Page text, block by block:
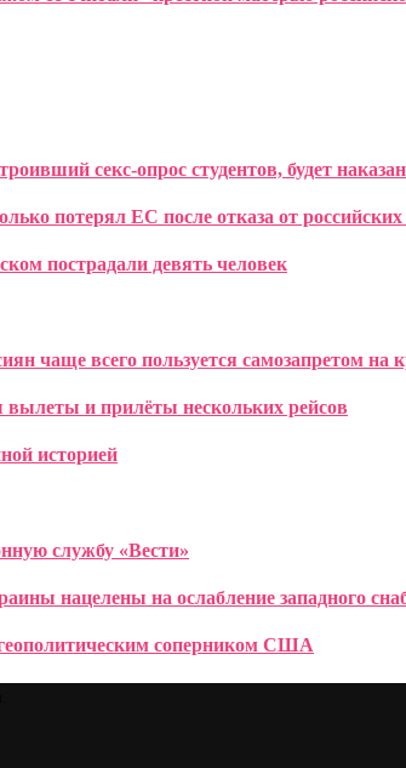
секс-опрос студентов, будет наказан
потерял ЕС после отказа от российских
пострадали девять человек
чаще всего пользуется самозапретом на
и прилёты нескольких рейсов
историей
службу «Вести»
нацелены на ослабление западного
соперником США